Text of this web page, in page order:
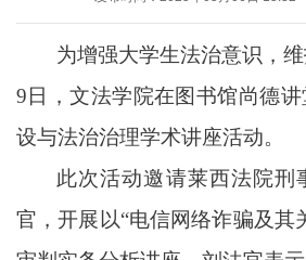
为增强大学生法治意识，维
9日，文法学院在图书馆尚德
设与法治治理学术讲座活动。
此次活动邀请莱西法院刑
官 ，开展以“电信网络诈骗及其